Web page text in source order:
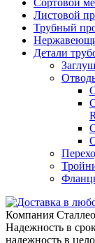
Листовой
Трубный
Детали
Компания
Надежность в
надежность в